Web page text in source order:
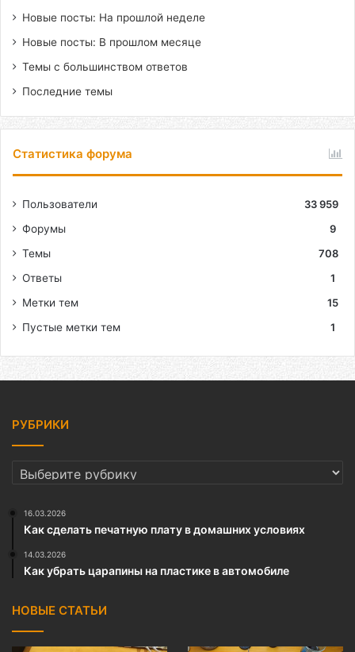
Новые посты: На прошлой неделе
Новые посты: В прошлом месяце
Темы с большинством ответов
Последние темы
Статистика форума
Пользователи
33 959
Форумы
9
Темы
708
Ответы
1
Метки тем
15
Пустые метки тем
1
РУБРИКИ
РУБРИКИ
16.03.2026
Как сделать печатную плату в домашних условиях
14.03.2026
Как убрать царапины на пластике в автомобиле
НОВЫЕ СТАТЬИ